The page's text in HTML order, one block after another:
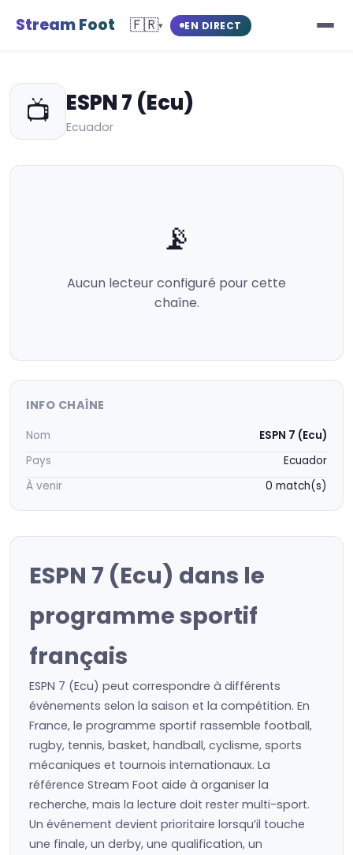
Stream Foot 🇫🇷▾ EN DIRECT
📺 ESPN 7 (Ecu)
Ecuador
📡
Aucun lecteur configuré pour cette
chaîne.
INFO CHAÎNE
Nom
ESPN 7 (Ecu)
Pays
Ecuador
À venir
0 match(s)
ESPN 7 (Ecu) dans le
programme sportif
français
ESPN 7 (Ecu) peut correspondre à différents
événements selon la saison et la compétition. En
France, le programme sportif rassemble football,
rugby, tennis, basket, handball, cyclisme, sports
mécaniques et tournois internationaux. La
référence Stream Foot aide à organiser la
recherche, mais la lecture doit rester multi-sport.
Un événement devient prioritaire lorsqu’il touche
une finale, un derby, une qualification, un